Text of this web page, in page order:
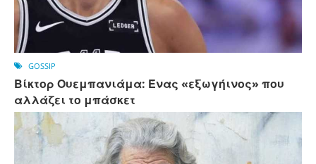
GOSSIP
Βίκτορ Ουεμπανιάμα: Ένας «εξωγήινος» που
αλλάζει το μπάσκετ